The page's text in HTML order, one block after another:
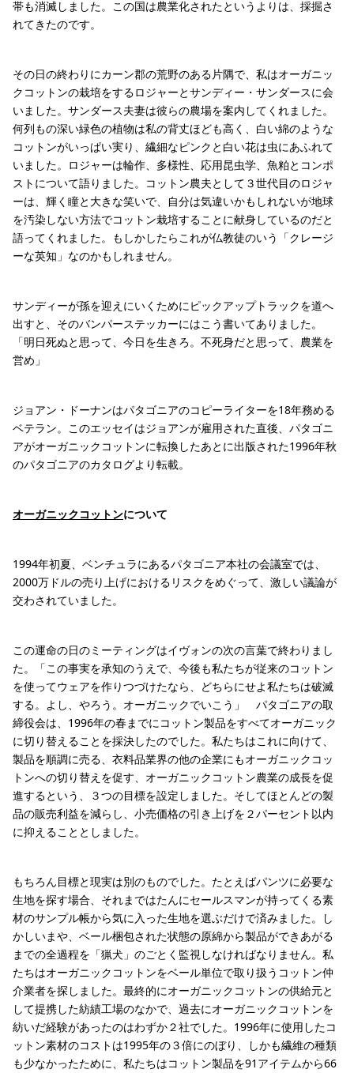
帯も消滅しました。この国は農業化されたというよりは、採掘さ
れてきたのです。
その日の終わりにカーン郡の荒野のある片隅で、私はオーガニッ
クコットンの栽培をするロジャーとサンディー・サンダースに会
いました。サンダース夫妻は彼らの農場を案内してくれました。
何列もの深い緑色の植物は私の背丈ほども高く、白い綿のような
コットンがいっぱい実り、繊細なピンクと白い花は虫にあふれて
いました。ロジャーは輪作、多様性、応用昆虫学、魚粕とコンポ
ストについて語りました。コットン農夫として３世代目のロジャ
ーは、輝く瞳と大きな笑いで、自分は気違いかもしれないが地球
を汚染しない方法でコットン栽培することに献身しているのだと
語ってくれました。もしかしたらこれが仏教徒のいう「クレージ
ーな英知」なのかもしれません。
サンディーが孫を迎えにいくためにピックアップトラックを道へ
出すと、そのバンパーステッカーにはこう書いてありました。
「明日死ぬと思って、今日を生きろ。不死身だと思って、農業を
営め」
ジョアン・ドーナンはパタゴニアのコピーライターを18年務める
ベテラン。このエッセイはジョアンが雇用された直後、パタゴニ
アがオーガニックコットンに転換したあとに出版された1996年秋
のパタゴニアのカタログより転載。
オーガニックコットンについて
1994年初夏、ベンチュラにあるパタゴニア本社の会議室では、
2000万ドルの売り上げにおけるリスクをめぐって、激しい議論が
交わされていました。
この運命の日のミーティングはイヴォンの次の言葉で終わりまし
た。「この事実を承知のうえで、今後も私たちが従来のコットン
を使ってウェアを作りつづけたなら、どちらにせよ私たちは破滅
する。よし、やろう。オーガニックでいこう」 パタゴニアの取
締役会は、1996年の春までにコットン製品をすべてオーガニック
に切り替えることを採決したのでした。私たちはこれに向けて、
製品を順調に売る、衣料品業界の他の企業にもオーガニックコッ
トンへの切り替えを促す、オーガニックコットン農業の成長を促
進するという、３つの目標を設定しました。そしてほとんどの製
品の販売利益を減らし、小売価格の引き上げを２パーセント以内
に抑えることとしました。
もちろん目標と現実は別のものでした。たとえばパンツに必要な
生地を探す場合、それまではたんにセールスマンが持ってくる素
材のサンプル帳から気に入った生地を選ぶだけで済みました。し
かしいまや、ベール梱包された状態の原綿から製品ができあがる
までの全過程を「猟犬」のごとく監視しなければなりません。私
たちはオーガニックコットンをベール単位で取り扱うコットン仲
介業者を探しました。最終的にオーガニックコットンの供給元と
して提携した紡績工場のなかで、過去にオーガニックコットンを
紡いだ経験があったのはわずか２社でした。1996年に使用したコ
ットン素材のコストは1995年の３倍にのぼり、しかも繊維の種類
も少なかったために、私たちはコットン製品を91アイテムから66